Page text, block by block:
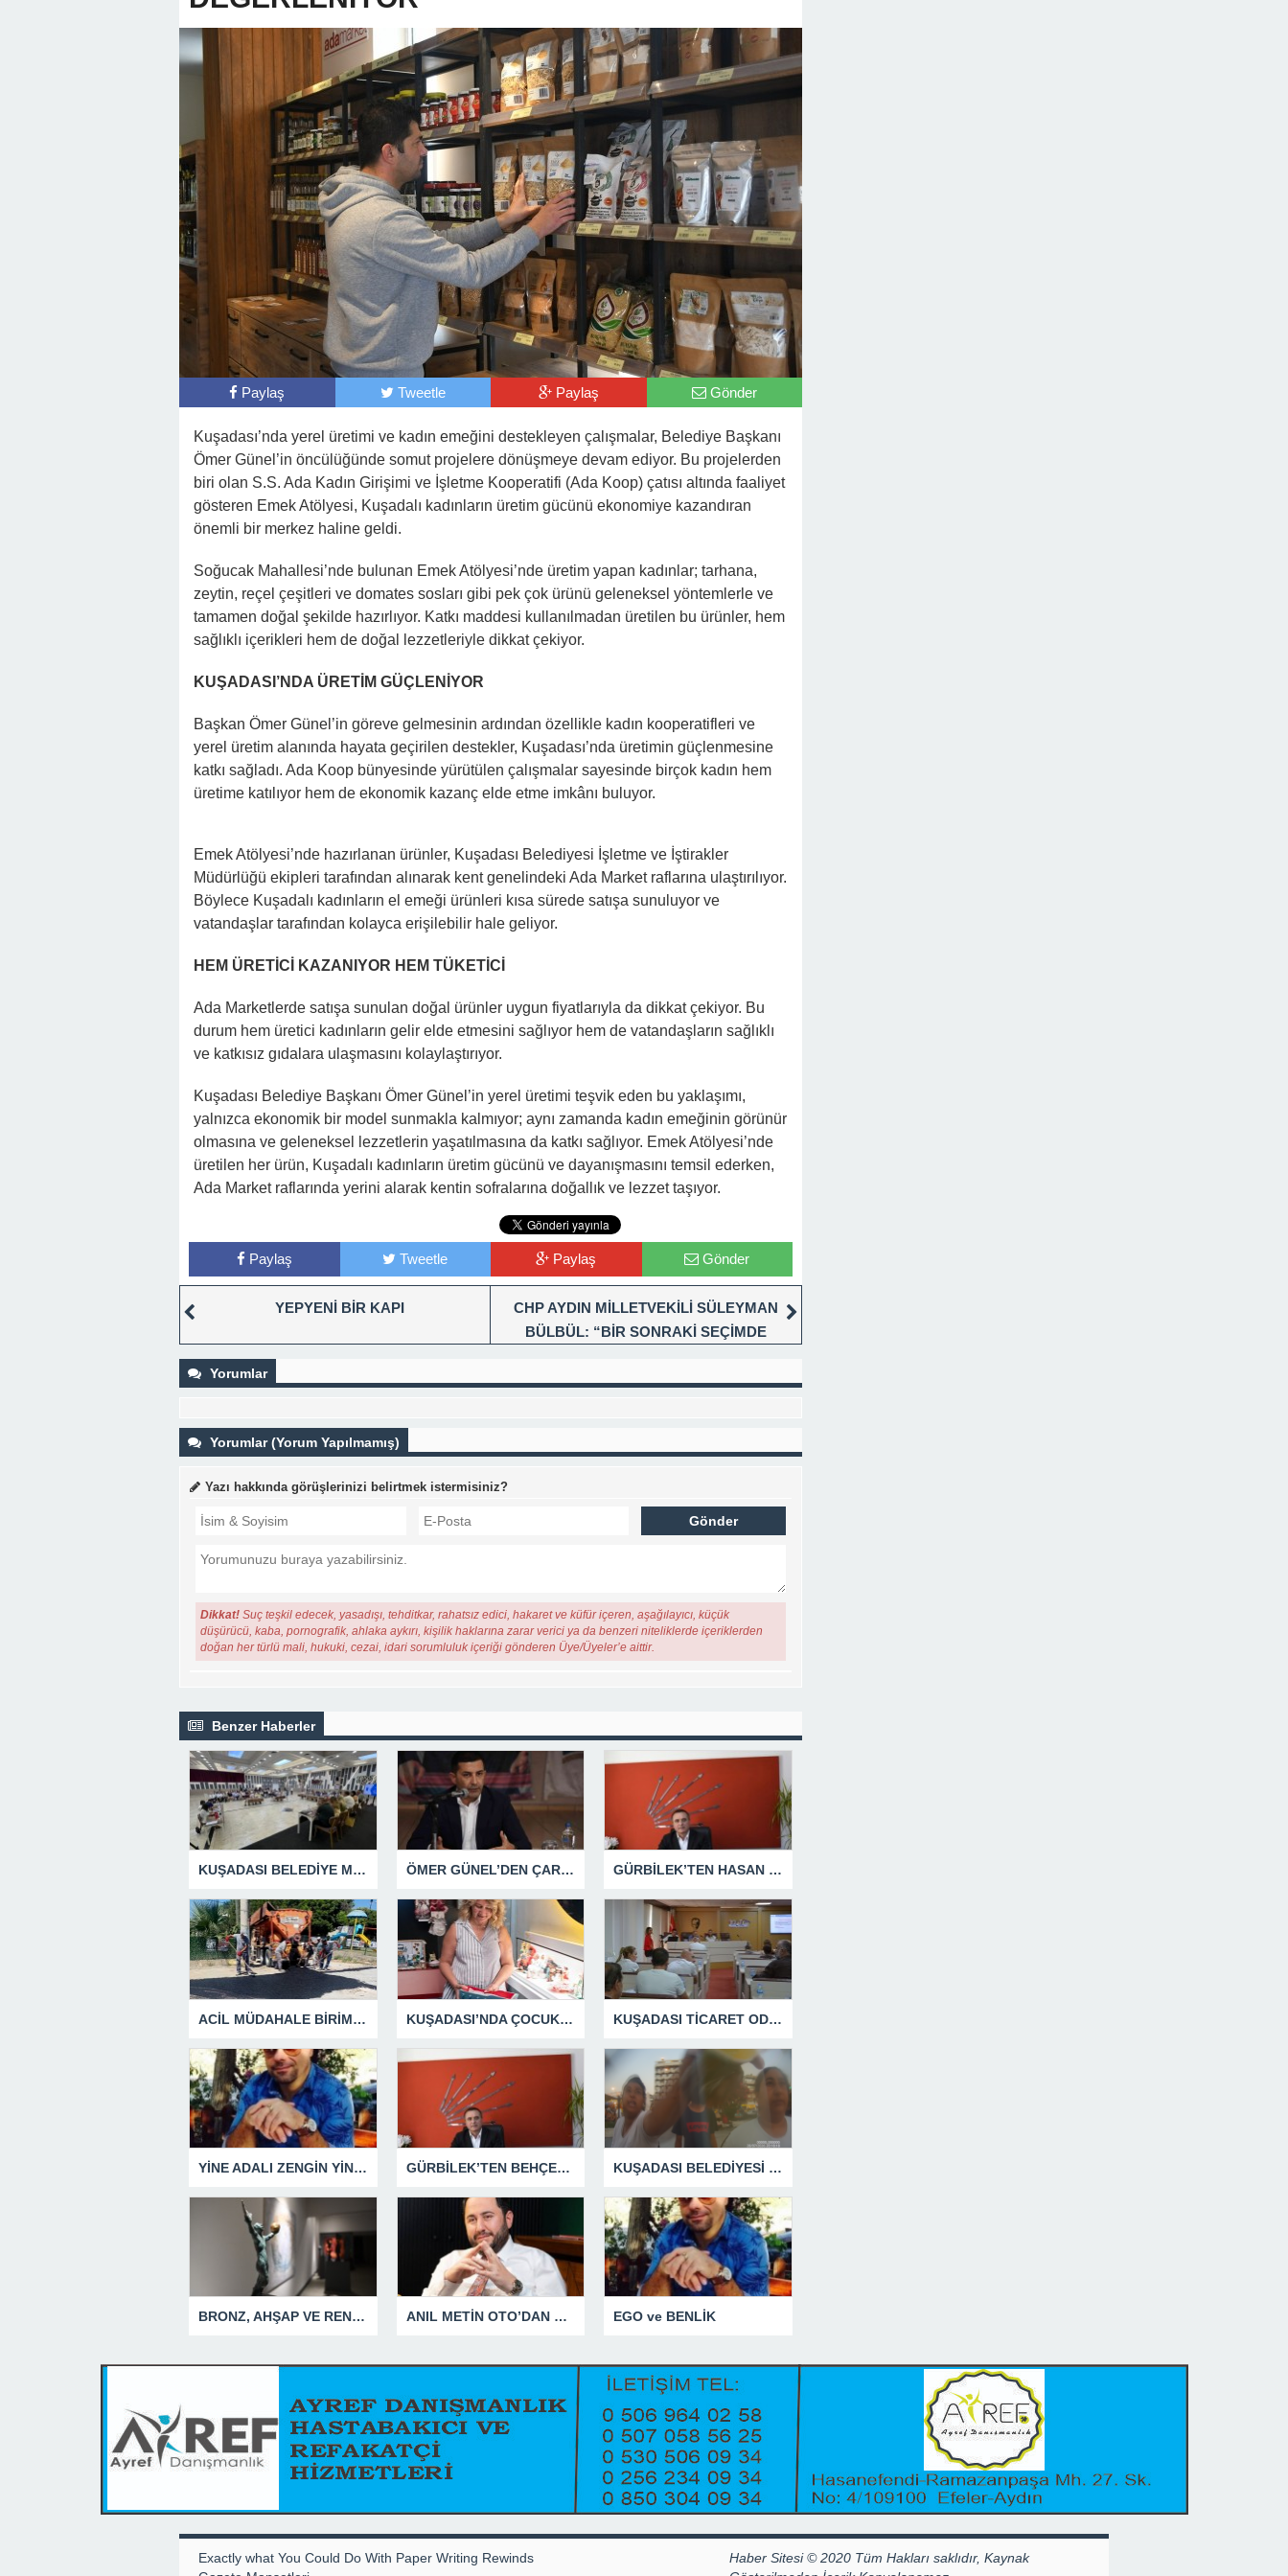
Paylaş Tweetle Paylaş Gönder
Kuşadası’nda yerel üretimi ve kadın emeğini destekleyen çalışmalar, Belediye Başkanı
Ömer Günel’in öncülüğünde somut projelere dönüşmeye devam ediyor. Bu projelerden
biri olan S.S. Ada Kadın Girişimi ve İşletme Kooperatifi (Ada Koop) çatısı altında faaliyet
gösteren Emek Atölyesi, Kuşadalı kadınların üretim gücünü ekonomiye kazandıran
önemli bir merkez haline geldi.
Soğucak Mahallesi’nde bulunan Emek Atölyesi’nde üretim yapan kadınlar; tarhana,
zeytin, reçel çeşitleri ve domates sosları gibi pek çok ürünü geleneksel yöntemlerle ve
tamamen doğal şekilde hazırlıyor. Katkı maddesi kullanılmadan üretilen bu ürünler, hem
sağlıklı içerikleri hem de doğal lezzetleriyle dikkat çekiyor.
KUŞADASI’NDA ÜRETİM GÜÇLENİYOR
Başkan Ömer Günel’in göreve gelmesinin ardından özellikle kadın kooperatifleri ve
yerel üretim alanında hayata geçirilen destekler, Kuşadası’nda üretimin güçlenmesine
katkı sağladı. Ada Koop bünyesinde yürütülen çalışmalar sayesinde birçok kadın hem
üretime katılıyor hem de ekonomik kazanç elde etme imkânı buluyor.
Emek Atölyesi’nde hazırlanan ürünler, Kuşadası Belediyesi İşletme ve İştirakler
Müdürlüğü ekipleri tarafından alınarak kent genelindeki Ada Market raflarına ulaştırılıyor.
Böylece Kuşadalı kadınların el emeği ürünleri kısa sürede satışa sunuluyor ve
vatandaşlar tarafından kolayca erişilebilir hale geliyor.
HEM ÜRETİCİ KAZANIYOR HEM TÜKETİCİ
Ada Marketlerde satışa sunulan doğal ürünler uygun fiyatlarıyla da dikkat çekiyor. Bu
durum hem üretici kadınların gelir elde etmesini sağlıyor hem de vatandaşların sağlıklı
ve katkısız gıdalara ulaşmasını kolaylaştırıyor.
Kuşadası Belediye Başkanı Ömer Günel’in yerel üretimi teşvik eden bu yaklaşımı,
yalnızca ekonomik bir model sunmakla kalmıyor; aynı zamanda kadın emeğinin görünür
olmasına ve geleneksel lezzetlerin yaşatılmasına da katkı sağlıyor. Emek Atölyesi’nde
üretilen her ürün, Kuşadalı kadınların üretim gücünü ve dayanışmasını temsil ederken,
Ada Market raflarında yerini alarak kentin sofralarına doğallık ve lezzet taşıyor.
Paylaş Tweetle Paylaş Gönder
YEPYENİ BİR KAPI
CHP AYDIN MİLLETVEKİLİ SÜLEYMAN
BÜLBÜL: “BİR SONRAKİ SEÇİMDE
Yorumlar
Yorumlar (Yorum Yapılmamış)
Yazı hakkında görüşlerinizi belirtmek istermisiniz?
Dikkat! Suç teşkil edecek, yasadışı, tehditkar, rahatsız edici, hakaret ve küfür içeren, aşağılayıcı, küçük
düşürücü, kaba, pornografik, ahlaka aykırı, kişilik haklarına zarar verici ya da benzeri niteliklerde içeriklerden
doğan her türlü mali, hukuki, cezai, idari sorumluluk içeriği gönderen Üye/Üyeler’e aittir.
Benzer Haberler
KUŞADASI BELEDİYE MECLİSİ’NDEN ÖNEMLİ KARARLAR ÖMER GÜNEL’DEN ÇARPICI AÇIKLAMALAR GÜRBİLEK’TEN HASAN SARGIN’A YANIT GECİKMEDİ
ACİL MÜDAHALE BİRİMİ HİZMETİNİ SÜRDÜRÜYOR KUŞADASI’NDA ÇOCUKLUĞUN HATIRALARI OYUNCAK MÜZESİNDE HAYAT BULACAK KUŞADASI TİCARET ODASI TEMMUZ MECLİSİNDE YEREL İŞLETMELERE ANLAMLI DESTEK
YİNE ADALI ZENGİN YİNE BEN DEDİ GÜRBİLEK’TEN BEHÇET ALP’E SERT YANIT KUŞADASI BELEDİYESİ ZABITA MEMURUNU DARBEDEN DİLENCİ 2 KADIN TUTUKLANDI
BRONZ, AHŞAP VE RENGİN ESTETİK UYUMU BU SERGİDE ANIL METİN OTO’DAN NET YANIT EGO ve BENLİK
Exactly what You Could Do With Paper Writing Rewinds
Haber Sitesi © 2020 Tüm Hakları saklıdır, Kaynak